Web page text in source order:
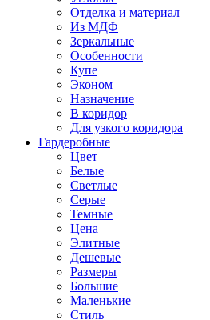
Отделка и материал
Из МДФ
Зеркальные
Особенности
Купе
Эконом
Назначение
В коридор
Для узкого коридора
Гардеробные
Цвет
Белые
Светлые
Серые
Темные
Цена
Элитные
Дешевые
Размеры
Большие
Маленькие
Стиль